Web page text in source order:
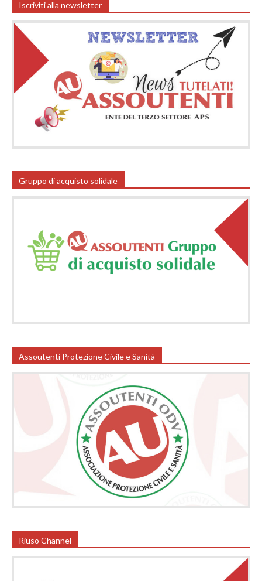
Iscriviti alla newsletter
Gruppo di acquisto solidale
Assoutenti Protezione Civile e Sanità
Riuso Channel